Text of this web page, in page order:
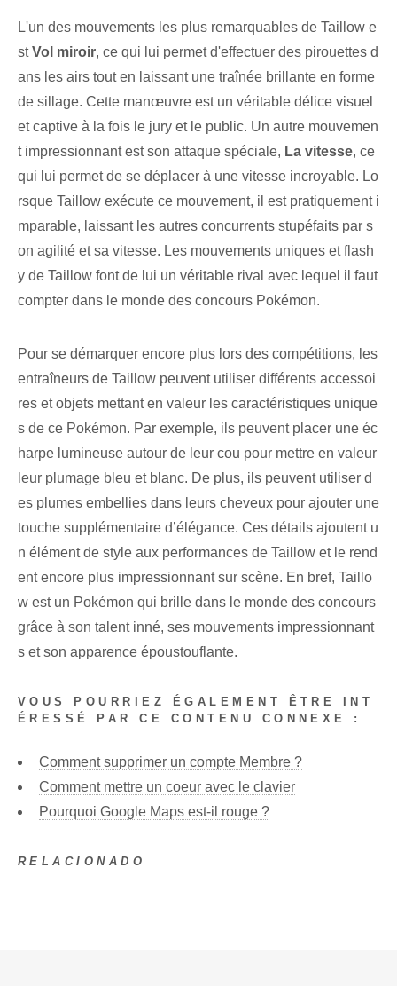
L'un des mouvements les plus remarquables de Taillow e
stVol miroir, ce qui lui permet d'effectuer des pirouettes d
ans les airs tout en laissant une traînée brillante en forme
de sillage. Cette manœuvre est un véritable délice visuel
et captive à la fois le jury et le public. Un autre mouvemen
t impressionnant est son attaque spéciale, La vitesse, ce
qui lui permet de se déplacer à une vitesse incroyable. Lo
rsque Taillow exécute ce mouvement, il est pratiquement i
mparable, laissant les autres concurrents stupéfaits par s
on agilité et sa vitesse. Les mouvements uniques et flash
y de Taillow font de lui un véritable rival avec lequel il faut
compter dans le monde des concours Pokémon.
Pour se démarquer encore plus lors des compétitions, les
entraîneurs de Taillow peuvent utiliser différents accessoi
res et objets mettant en valeur les caractéristiques unique
s de ce Pokémon. Par exemple, ils peuvent placer une éc
harpe lumineuse autour de leur cou pour mettre en valeur
leur plumage bleu et blanc. De plus, ils peuvent utiliser d
es plumes embellies dans leurs cheveux pour ajouter une
touche supplémentaire d’élégance. Ces détails ajoutent u
n élément de style aux performances de Taillow⁤ et le rend
ent encore plus impressionnant sur scène. En bref, Taillo
w est un Pokémon qui brille dans le monde des concours
grâce à son talent inné, ses mouvements impressionnant
s et son apparence époustouflante.
VOUS POURRIEZ ÉGALEMENT ÊTRE INT
ÉRESSÉ PAR CE CONTENU CONNEXE :
Comment supprimer un compte Membre ?
Comment mettre un coeur avec le clavier
Pourquoi Google Maps est-il rouge ?
RELACIONADO